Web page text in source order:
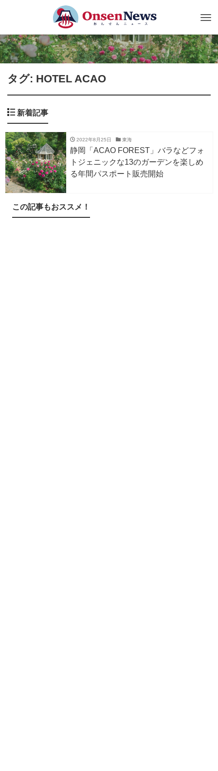
タグ: HOTEL ACAO
新着記事
2022年8月25日 東海
静岡「ACAO FOREST」バラなどフォ
トジェニックな13のガーデンを楽しめ
る年間パスポート販売開始
この記事もおススメ！